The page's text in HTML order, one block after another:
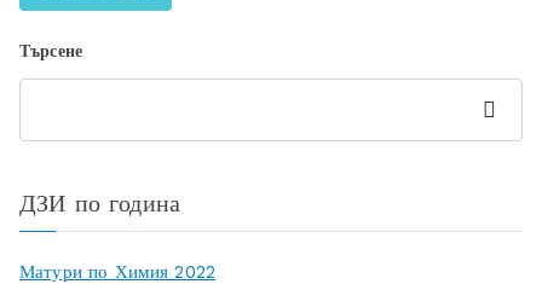
Търсене
Търсен
е
ДЗИ по година
Матури по Химия 2022